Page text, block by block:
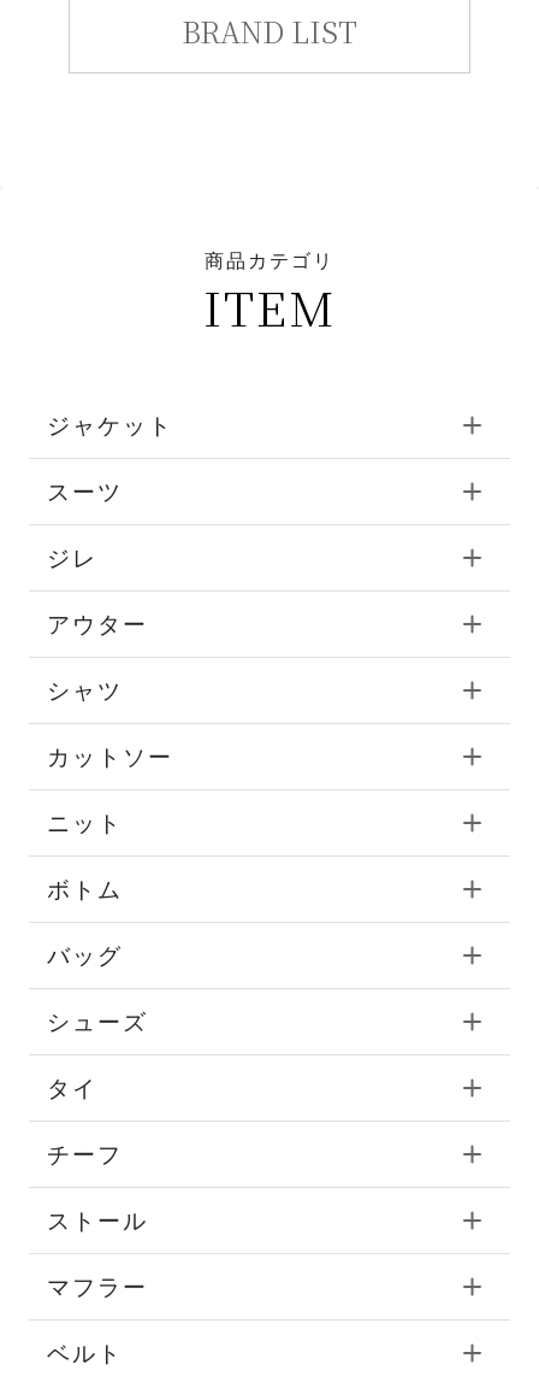
BRAND LIST
商品カテゴリ
ITEM
ジャケット
スーツ
ジレ
アウター
シャツ
カットソー
ニット
ボトム
バッグ
シューズ
タイ
チーフ
ストール
マフラー
ベルト